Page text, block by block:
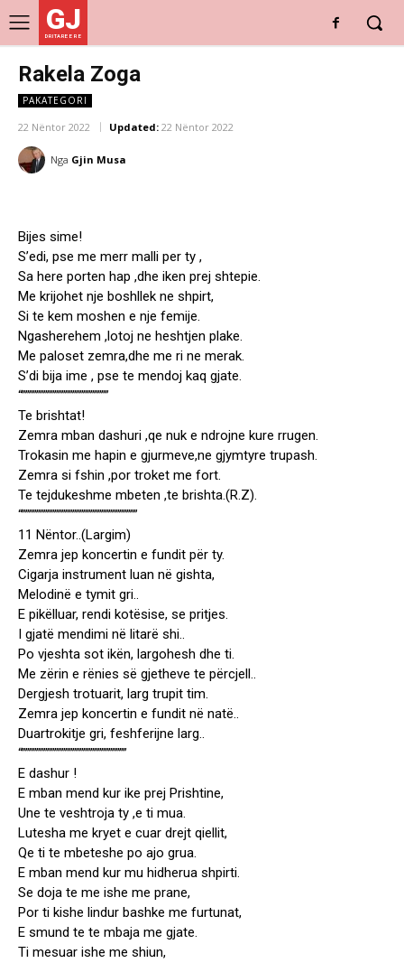
GJ
DRITARE E RE
Rakela Zoga
PAKATEGORI
22 Nëntor 2022 Updated: 22 Nëntor 2022
Nga Gjin Musa
Bijes sime!
S’edi, pse me merr malli per ty ,
Sa here porten hap ,dhe iken prej shtepie.
Me krijohet nje boshllek ne shpirt,
Si te kem moshen e nje femije.
Ngasherehem ,lotoj ne heshtjen plake.
Me paloset zemra,dhe me ri ne merak.
S’di bija ime , pse te mendoj kaq gjate.
“””””””””””””””””””””””””
Te brishtat!
Zemra mban dashuri ,qe nuk e ndrojne kure rrugen.
Trokasin me hapin e gjurmeve,ne gjymtyre trupash.
Zemra si fshin ,por troket me fort.
Te tejdukeshme mbeten ,te brishta.(R.Z).
“””””””””””””””””””””””””””””””””
11 Nëntor..(Largim)
Zemra jep koncertin e fundit për ty.
Cigarja instrument luan në gishta,
Melodinë e tymit gri..
E pikëlluar, rendi kotësise, se pritjes.
I gjatë mendimi në litarë shi..
Po vjeshta sot ikën, largohesh dhe ti.
Me zërin e rënies së gjetheve te përcjell..
Dergjesh trotuarit, larg trupit tim.
Zemra jep koncertin e fundit në natë..
Duartrokitje gri, feshferijne larg..
“”””””””””””””””””””””””””””””
E dashur !
E mban mend kur ike prej Prishtine,
Une te veshtroja ty ,e ti mua.
Lutesha me kryet e cuar drejt qiellit,
Qe ti te mbeteshe po ajo grua.
E mban mend kur mu hidherua shpirti.
Se doja te me ishe me prane,
Por ti kishe lindur bashke me furtunat,
E smund te te mbaja me gjate.
Ti mesuar ishe me shiun,